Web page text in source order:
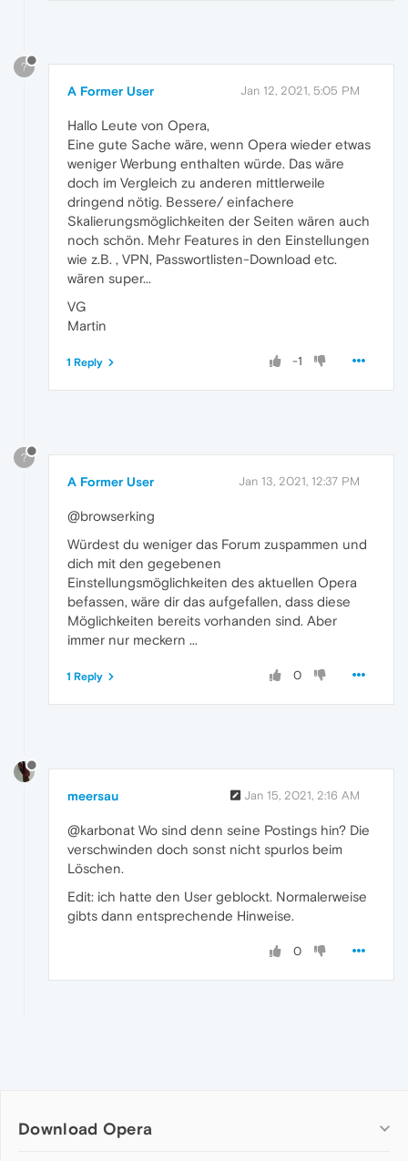
?
A Former User Jan 12, 2021, 5:05 PM
Hallo Leute von Opera,
Eine gute Sache wäre, wenn Opera wieder etwas
weniger Werbung enthalten würde. Das wäre
doch im Vergleich zu anderen mittlerweile
dringend nötig. Bessere/ einfachere
Skalierungsmöglichkeiten der Seiten wären auch
noch schön. Mehr Features in den Einstellungen
wie z.B. , VPN, Passwortlisten-Download etc.
wären super...
VG
Martin
-1
1 Reply
?
A Former User Jan 13, 2021, 12:37 PM
@browserking
Würdest du weniger das Forum zuspammen und
dich mit den gegebenen
Einstellungsmöglichkeiten des aktuellen Opera
befassen, wäre dir das aufgefallen, dass diese
Möglichkeiten bereits vorhanden sind. Aber
immer nur meckern ...
0
1 Reply
meersau Jan 15, 2021, 2:16 AM
@karbonat Wo sind denn seine Postings hin? Die
verschwinden doch sonst nicht spurlos beim
Löschen.
Edit: ich hatte den User geblockt. Normalerweise
gibts dann entsprechende Hinweise.
0
Download Opera